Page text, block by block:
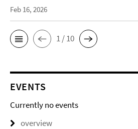
Feb 16, 2026
1 / 10
EVENTS
Currently no events
overview